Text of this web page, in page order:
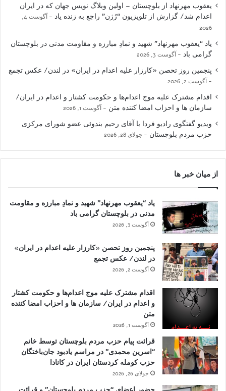
یعقوب مهرنهاد از بلوچستان – اولین وبلاگ نویس جهان که در ایران
اعدام شد/ گزارش از تلویزیون “رُژن” راجع به زنده یاد
آگوست 4,
2026
یاد “یعقوب مهرنهاد” شهید و نمادِ مبارزه و مقاومت مدنی در بلوچستان
گرامی باد
آگوست 3, 2026
پنجمین روز تحصن «کارزار علیه اعدام در ایران» در لندن/ عکس تجمع
آگوست 2, 2026
اقدام مشترک علیه موج اعدام‌ها و حکومت کشتار و اعدام در ایران/
سازمان ها و احزاب امضا کننده متن
آگوست 1, 2026
ویدیو گفتگوی رادیو فردا با آقای رحیم بندوئی عضو شورای مرکزی
حزب مردم بلوچستان
جولای 28, 2026
از میان خبر ها
یاد “یعقوب مهرنهاد” شهید و نمادِ مبارزه و مقاومت
مدنی در بلوچستان گرامی باد
آگوست 3, 2026
پنجمین روز تحصن «کارزار علیه اعدام در ایران»
در لندن/ عکس تجمع
آگوست 2, 2026
اقدام مشترک علیه موج اعدام‌ها و حکومت کشتار
و اعدام در ایران/ سازمان ها و احزاب امضا کننده
متن
آگوست 1, 2026
قرائت پیام حزب مردم بلوچستان توسط خانم
“اسرین محمدی” در مراسم یادبود جان‌باختگان
حزب کومله کردستان ایران در کانادا
جولای 26, 2026